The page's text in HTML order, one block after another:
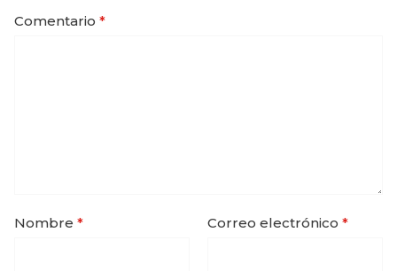
Comentario *
Nombre * Correo electrónico *